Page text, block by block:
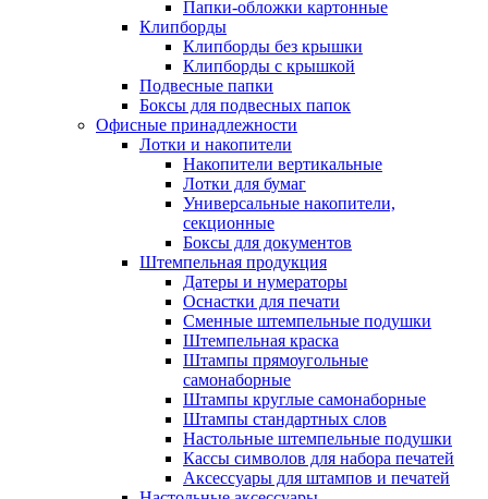
Папки-обложки картонные
Клипборды
Клипборды без крышки
Клипборды с крышкой
Подвесные папки
Боксы для подвесных папок
Офисные принадлежности
Лотки и накопители
Накопители вертикальные
Лотки для бумаг
Универсальные накопители,
секционные
Боксы для документов
Штемпельная продукция
Датеры и нумераторы
Оснастки для печати
Сменные штемпельные подушки
Штемпельная краска
Штампы прямоугольные
самонаборные
Штампы круглые самонаборные
Штампы стандартных слов
Настольные штемпельные подушки
Кассы символов для набора печатей
Аксессуары для штампов и печатей